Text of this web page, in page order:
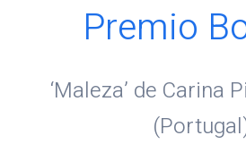
Premio
‘Maleza’ de Carina